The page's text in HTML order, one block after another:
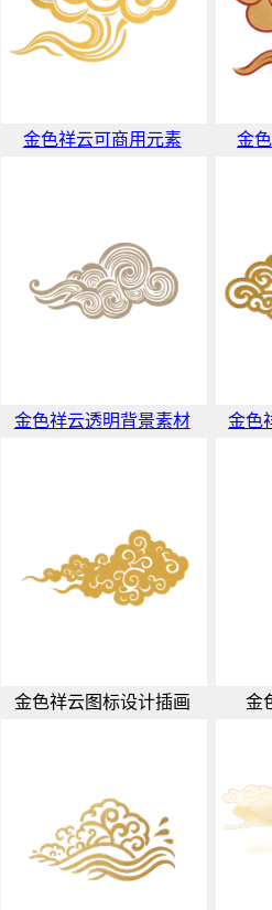
金色祥云可商用元素 金
金色祥云透明背景素材 金色
金色祥云图标设计插画 金